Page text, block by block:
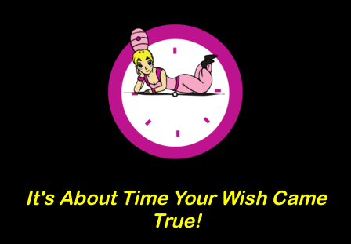
It's About Time Your Wish Came
True!